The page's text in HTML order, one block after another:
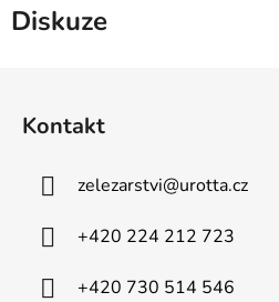
Diskuze
Kontakt
zelezarstvi@urotta.cz
+420 224 212 723
+420 730 514 546